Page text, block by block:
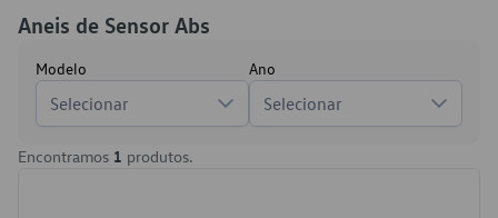
Aneis de Sensor Abs
Modelo
Selecionar
Ano
Selecionar
Encontramos 1 produtos.